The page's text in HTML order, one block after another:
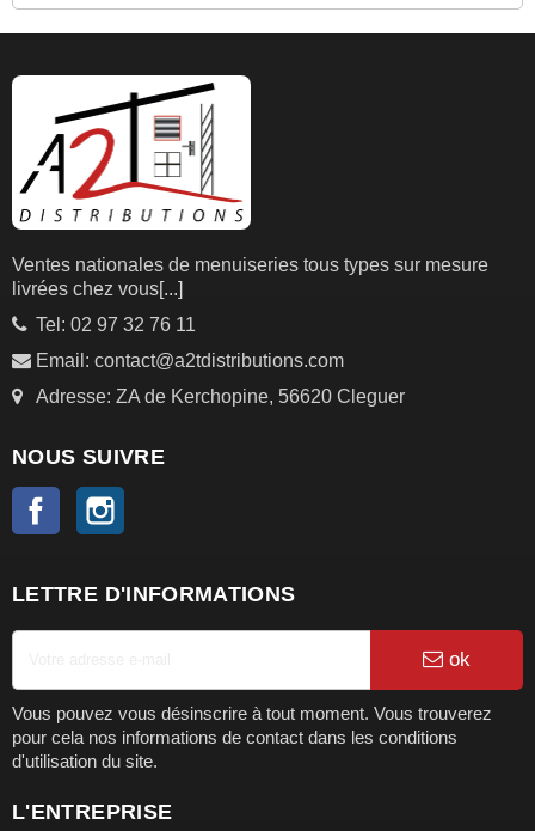
Ventes nationales de menuiseries tous types sur mesure
livrées chez vous[...]
Tel: 02 97 32 76 11
Email: contact@a2tdistributions.com
Adresse: ZA de Kerchopine, 56620 Cleguer
NOUS SUIVRE
Facebook
LETTRE D'INFORMATIONS
ok
Vous pouvez vous désinscrire à tout moment. Vous trouverez
pour cela nos informations de contact dans les conditions
d'utilisation du site.
L'ENTREPRISE